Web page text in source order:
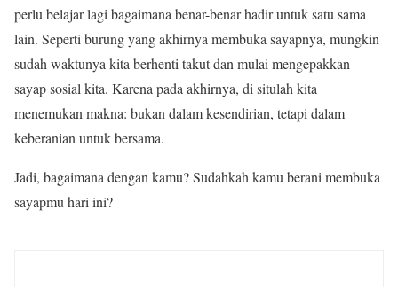
perlu belajar lagi bagaimana benar-benar hadir untuk satu sama
lain. Seperti burung yang akhirnya membuka sayapnya, mungkin
sudah waktunya kita berhenti takut dan mulai mengepakkan
sayap sosial kita. Karena pada akhirnya, di situlah kita
menemukan makna: bukan dalam kesendirian, tetapi dalam
keberanian untuk bersama.
Jadi, bagaimana dengan kamu? Sudahkah kamu berani membuka
sayapmu hari ini?